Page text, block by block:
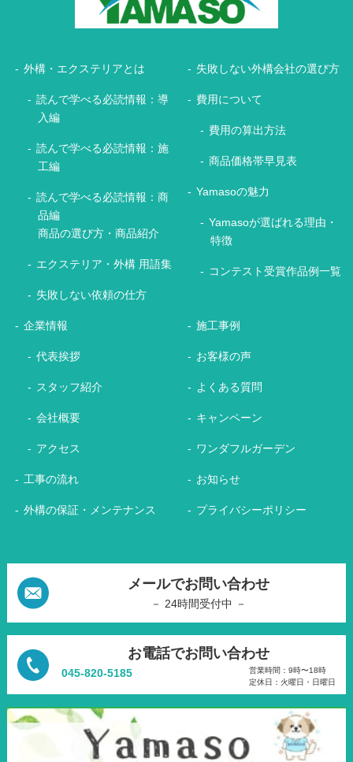
外構・エクステリアとは
読んで学べる必読情報：導
入編
読んで学べる必読情報：施
工編
読んで学べる必読情報：商
品編
商品の選び方・商品紹介
エクステリア・外構 用語集
失敗しない依頼の仕方
失敗しない外構会社の選び方
費用について
費用の算出方法
商品価格帯早見表
Yamasoの魅力
Yamasoが選ばれる理由・
特徴
コンテスト受賞作品例一覧
企業情報
代表挨拶
スタッフ紹介
会社概要
アクセス
工事の流れ
外構の保証・メンテナンス
施工事例
お客様の声
よくある質問
キャンペーン
ワンダフルガーデン
お知らせ
プライバシーポリシー
メールでお問い合わせ
－ 24時間受付中 －
お電話でお問い合わせ
045-820-5185
営業時間：9時〜18時
定休日：火曜日・日曜日